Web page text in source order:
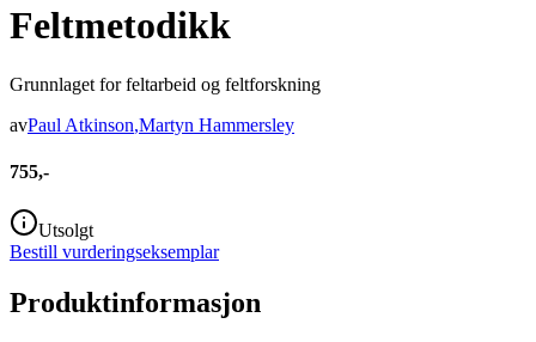
Feltmetodikk
Grunnlaget for feltarbeid og feltforskning
avPaul Atkinson,Martyn Hammersley
755,-
Utsolgt
Bestill vurderingseksemplar
Produktinformasjon